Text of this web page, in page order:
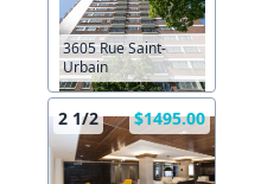
3605 Rue Saint-
Urbain
2 1/2 $1495.00